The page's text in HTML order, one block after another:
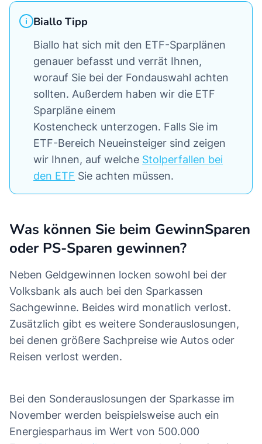
Biallo Tipp
Biallo hat sich mit den ETF-Sparplänen
genauer befasst und verrät Ihnen,
worauf Sie bei der Fondauswahl achten
sollten. Außerdem haben wir die ETF
Sparpläne einem
Kostencheck unterzogen. Falls Sie im
ETF-Bereich Neueinsteiger sind zeigen
wir Ihnen, auf welche Stolperfallen bei
den ETF Sie achten müssen.
Was können Sie beim GewinnSparen
oder PS-Sparen gewinnen?
Neben Geldgewinnen locken sowohl bei der
Volksbank als auch bei den Sparkassen
Sachgewinne. Beides wird monatlich verlost.
Zusätzlich gibt es weitere Sonderauslosungen,
bei denen größere Sachpreise wie Autos oder
Reisen verlost werden.
Bei den Sonderauslosungen der Sparkasse im
November werden beispielsweise auch ein
Energiesparhaus im Wert von 500.000